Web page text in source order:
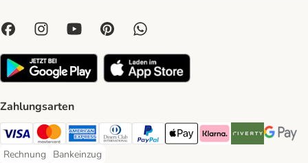
Zahlungsarten
Visa Payment Method
Mastercard Payment Method
American Express Payment Method
Diners Club Payment Method
PayPal Payment Method
Apple Pay Payment Method
Klarna Payment Method
Riverty Payment
Google
Rechnung
Rechnung Payment Method
Bankeinzug
Bankeinzug Payment Method